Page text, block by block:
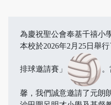
為慶祝聖公會奉基千禧小
本校於2026年2月25日舉
排球邀請賽」
馨，我們誠意邀請了元朗